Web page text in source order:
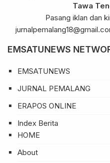
Tawa
Pasang iklan dan
EMSATUNEWS
EMSATUNEWS
JURNAL PEMALANG
ERAPOS ONLINE
Index Berita
HOME
About